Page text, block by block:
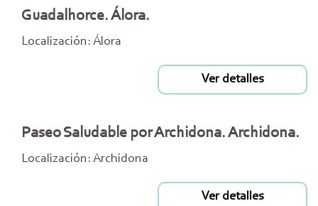
Guadalhorce. Álora.
Localización: Álora
Ver detalles
Paseo Saludable por Archidona. Archidona.
Localización: Archidona
Ver detalles